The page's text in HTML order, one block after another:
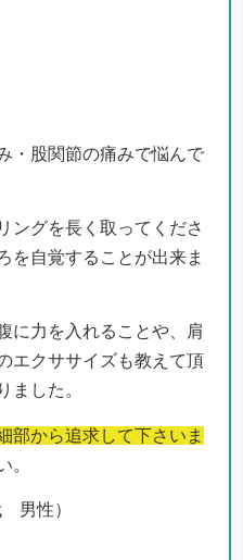
・股関節の痛みで悩んで
ングを長く取ってくださ
を自覚することが出来ま
に力を入れることや、肩
エクササイズも教えて頂
ました。
部から追求して下さいま
。
男性）